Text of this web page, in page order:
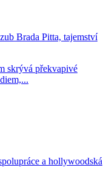
Brada Pitta, tajemství
skrývá překvapivé
a hollywoodská